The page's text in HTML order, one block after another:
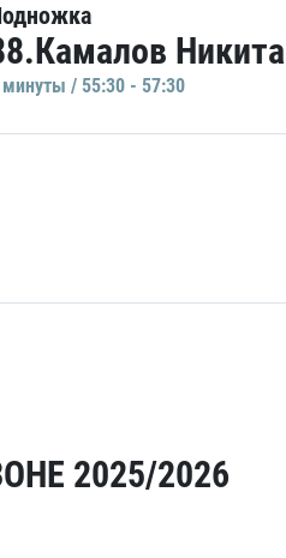
Никита
/ 55:30 - 57:30
2025/2026